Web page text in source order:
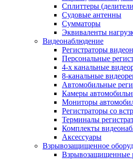
Сплиттеры
Судовые антенны
Сумматоры
Эквиваленты
Видеонаблюдение
Регистраторы
Персональные
4-х канальные
8-канальные
Автомобильные
Камеры
Мониторы
Регистраторы со
Терминалы
Комплекты
Аксессуары
Взрывозащищенное
Взрывозащищенные